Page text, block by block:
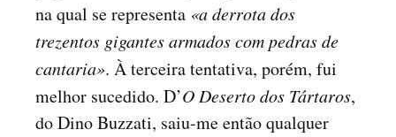
na qual se representa «a derrota dos
trezentos gigantes armados com pedras de
cantaria». À terceira tentativa, porém, fui
melhor sucedido. D’O Deserto dos Tártaros,
do Dino Buzzati, saiu-me então qualquer